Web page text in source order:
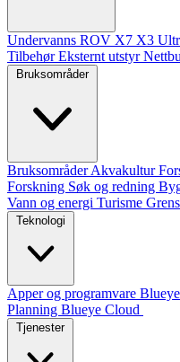
Undervanns ROV X7 X3
TilbehørEksternt utstyr
Bruksområder
BruksområderAkvakultur
Forskning Søk og redning
Vann og energi Turisme
Teknologi
Apper og programvare
Planning Blueye Cloud
Tjenester